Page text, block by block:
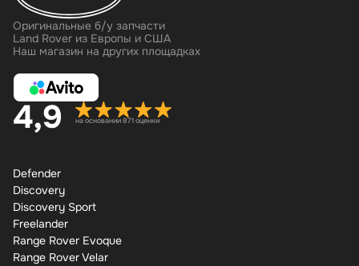
Оригинальные б/у запчасти
Land Rover из Европы и США
Наш магазин на других площадках
4,9 на основании 871 оценки
Defender
Discovery
Discovery Sport
Freelander
Range Rover Evoque
Range Rover Velar